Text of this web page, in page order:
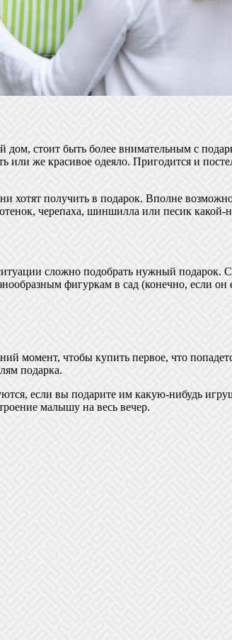
дом, стоит быть более внимательным с
или же красивое одеяло. Пригодится и
получить в подарок. Вполне
черепаха, шиншилла или песик какой-
сложно подобрать нужный
фигуркам в сад (конечно, если он
момент, чтобы купить первое, что
подарка.
если вы подарите им какую-нибудь
малышу на весь вечер.